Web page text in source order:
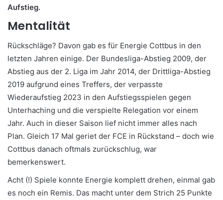
Aufstieg.
Mentalität
Rückschläge? Davon gab es für Energie Cottbus in den
letzten Jahren einige. Der Bundesliga-Abstieg 2009, der
Abstieg aus der 2. Liga im Jahr 2014, der Drittliga-Abstieg
2019 aufgrund eines Treffers, der verpasste
Wiederaufstieg 2023 in den Aufstiegsspielen gegen
Unterhaching und die verspielte Relegation vor einem
Jahr. Auch in dieser Saison lief nicht immer alles nach
Plan. Gleich 17 Mal geriet der FCE in Rückstand – doch wie
Cottbus danach oftmals zurückschlug, war
bemerkenswert.
Acht (!) Spiele konnte Energie komplett drehen, einmal gab
es noch ein Remis. Das macht unter dem Strich 25 Punkte